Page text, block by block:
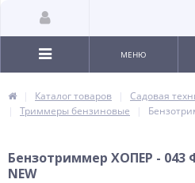
МЕНЮ
Каталог товаров Садовая
Триммеры бензиновые
Бензотриммер ХОПЕР - 043
NEW